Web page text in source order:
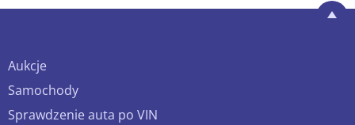
Aukcje
Samochody
Sprawdzenie auta po VIN